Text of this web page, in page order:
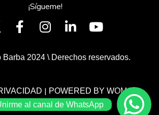
¡Sígueme!
2024 \ Derechos reservados.
| POWERED BY WOMGP
al canal de WhatsApp